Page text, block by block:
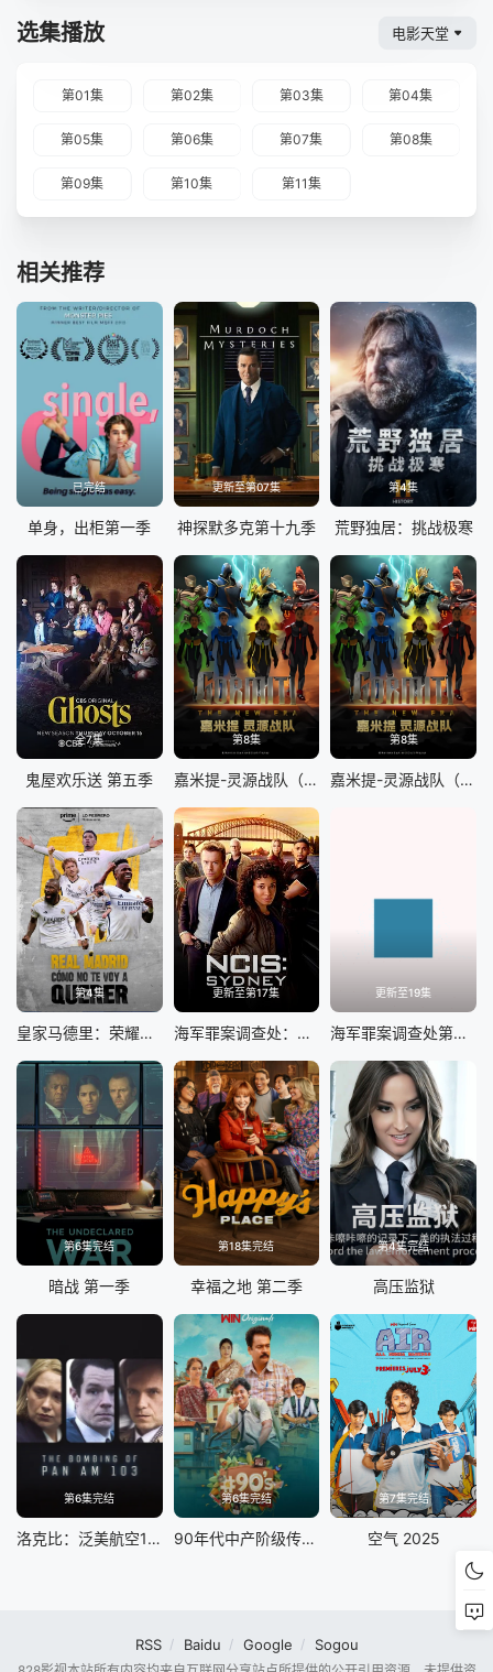
选集播放 电影天堂
第01集 第02集 第03集 第04集
第05集 第06集 第07集 第08集
第09集 第10集 第11集
相关推荐
已完结
单身，出柜第一季
更新至第07集
神探默多克第十九季
第4集
荒野独居：挑战极寒
全7集
鬼屋欢乐送 第五季
第8集
嘉米提-灵源战队（国语版）
第8集
嘉米提-灵源战队​（英文版）
第4集
皇家马德里：荣耀所向，心之所往
更新至第17集
海军罪案调查处：悉尼第三季
更新至19集
海军罪案调查处第二十三季
第6集完结
暗战 第一季
第18集完结
幸福之地 第二季
第4集完结
高压监狱
第6集完结
洛克比：泛美航空103号航班爆炸案第一季
第6集完结
90年代中产阶级传记片
第7集完结
空气 2025
RSS Baidu Google Sogou